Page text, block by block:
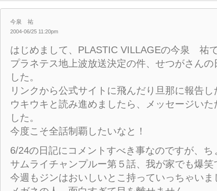
今泉 祐
2004-06/25 11:20pm
はじめまして、PLASTIC VILLAGEの今泉 祐
プラネテス地上波放送決定の件、せつがさん
した。
リンクから公式サイトに飛んだり旦那に報告
ウキウキと読み進めましたら、メッセージい
した。
今度こそ全話制覇したいなと！
6/24の日記にコメントすべき事なのですが、ち
サムライチャンプルー第５話、我が家でも爆笑
今週もジンはおいしいとこ持っていっちゃいま